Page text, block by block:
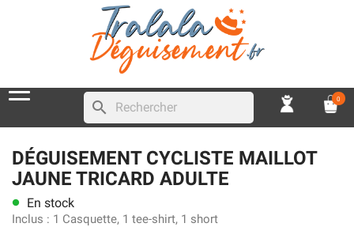
search 0
DÉGUISEMENT CYCLISTE MAILLOT
JAUNE TRICARD ADULTE
lens En stock
Inclus : 1 Casquette, 1 tee-shirt, 1 short